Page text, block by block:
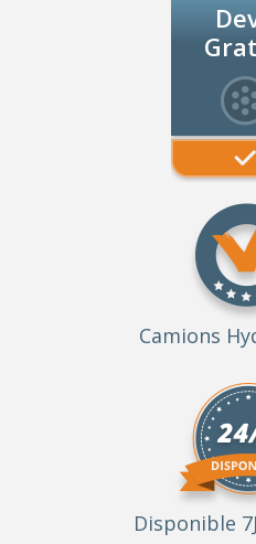
Camions
Disponible